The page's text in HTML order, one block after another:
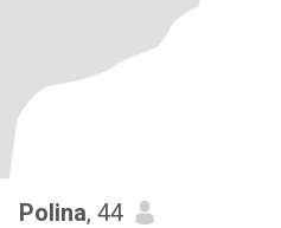
Polina, 44